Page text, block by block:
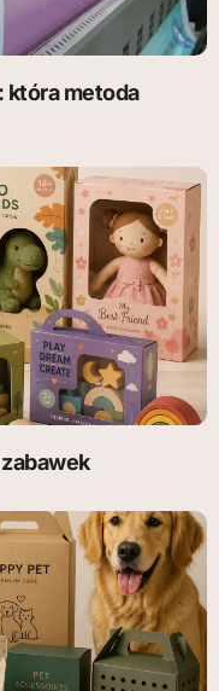
metoda